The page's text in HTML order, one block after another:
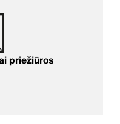
priežiūros